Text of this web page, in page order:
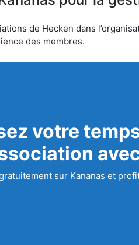
de Hecken dans
des membres.
votre
sur Kananas et